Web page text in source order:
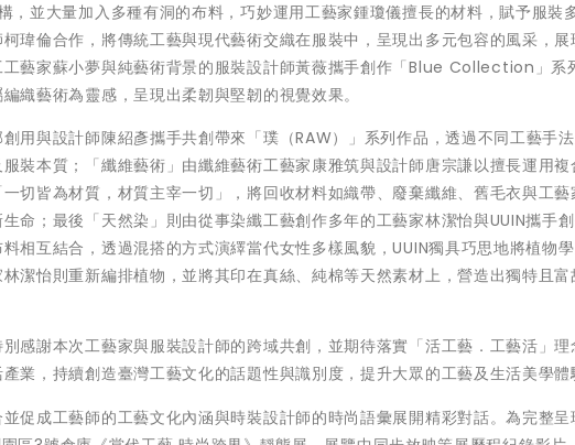
，並大量加入多種有洞的布料，巧妙運用工藝家鍾瓊儀擅長的材料，賦予服裝
瑋倫合作，將傳統工藝與現代藝術交織在服裝中，呈現出多元包容的風采，展
藝家蘇小夢與純藝術背景的服裝設計師黃薇攜手創作「Blue Collection」系
織藝術為靈感，呈現出柔韌與堅韌的視覺效果。
用與設計師陳紹彥攜手共創帶來「璞（RAW）」系列作品，透過不同工藝手
裝本質；「纖維藝術」由纖維藝術工藝家康雅筑與設計師唐宗謙以擅長運用
切皆為材質，材質主宰一切」，將回收材料如織帶、廢棄纖維、舊毛衣與工
命；最後「天然染」則由從事染纖工藝創作多年的工藝家林潔怡與UUIN攜手創
相互結合，透過混搭的方式演繹當代女性多樣風貌，UUIN獨具巧思地將植物
潔怡則重新編排植物，並將其印在真絲、純棉等天然素材上，營造出獨特且
感謝本次工藝家與服裝設計師的跨域共創，並期待落實「活工藝．工藝活」
業，持續創造臺灣工藝文化的話題性與識別度，提升大眾的工藝及生活美學體
促成工藝師的工藝文化內涵與時裝設計師的時尚語彙展開精彩對話。為完整